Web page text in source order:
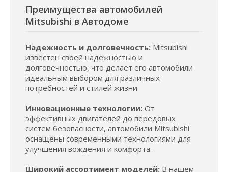
Преимущества автомобилей
Mitsubishi в Автодоме
Надежность и долговечность: Mitsubishi
известен своей надежностью и
долговечностью, что делает его автомобили
идеальным выбором для различных
потребностей и стилей жизни.
Инновационные технологии: От
эффективных двигателей до передовых
систем безопасности, автомобили Mitsubishi
оснащены современными технологиями для
улучшения вождения и комфорта.
Широкий ассортимент моделей: В нашем